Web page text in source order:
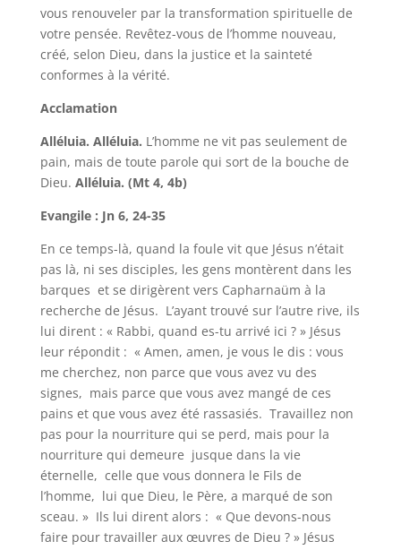
vous renouveler par la transformation spirituelle de
votre pensée. Revêtez-vous de l’homme nouveau,
créé, selon Dieu, dans la justice et la sainteté
conformes à la vérité.
Acclamation
Alléluia. Alléluia. L’homme ne vit pas seulement de
pain, mais de toute parole qui sort de la bouche de
Dieu. Alléluia. (Mt 4, 4b)
Evangile : Jn 6, 24-35
En ce temps-là, quand la foule vit que Jésus n’était
pas là, ni ses disciples, les gens montèrent dans les
barques et se dirigèrent vers Capharnaüm à la
recherche de Jésus. L’ayant trouvé sur l’autre rive, ils
lui dirent : « Rabbi, quand es-tu arrivé ici ? » Jésus
leur répondit : « Amen, amen, je vous le dis : vous
me cherchez, non parce que vous avez vu des
signes, mais parce que vous avez mangé de ces
pains et que vous avez été rassasiés. Travaillez non
pas pour la nourriture qui se perd, mais pour la
nourriture qui demeure jusque dans la vie
éternelle, celle que vous donnera le Fils de
l’homme, lui que Dieu, le Père, a marqué de son
sceau. » Ils lui dirent alors : « Que devons-nous
faire pour travailler aux œuvres de Dieu ? » Jésus